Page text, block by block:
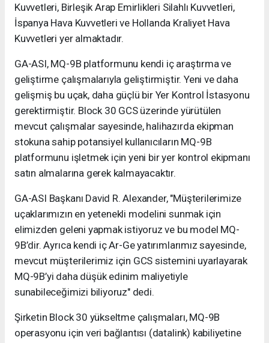
Kuvvetleri, Birleşik Arap Emirlikleri Silahlı Kuvvetleri,
İspanya Hava Kuvvetleri ve Hollanda Kraliyet Hava
Kuvvetleri yer almaktadır.
GA-ASI, MQ-9B platformunu kendi iç araştırma ve
geliştirme çalışmalarıyla geliştirmiştir. Yeni ve daha
gelişmiş bu uçak, daha güçlü bir Yer Kontrol İstasyonu
gerektirmiştir. Block 30 GCS üzerinde yürütülen
mevcut çalışmalar sayesinde, halihazırda ekipman
stokuna sahip potansiyel kullanıcıların MQ-9B
platformunu işletmek için yeni bir yer kontrol ekipmanı
satın almalarına gerek kalmayacaktır.
GA-ASI Başkanı David R. Alexander, "Müşterilerimize
uçaklarımızın en yetenekli modelini sunmak için
elimizden geleni yapmak istiyoruz ve bu model MQ-
9B’dir. Ayrıca kendi iç Ar-Ge yatırımlarımız sayesinde,
mevcut müşterilerimiz için GCS sistemini uyarlayarak
MQ-9B’yi daha düşük edinim maliyetiyle
sunabileceğimizi biliyoruz" dedi.
Şirketin Block 30 yükseltme çalışmaları, MQ-9B
operasyonu için veri bağlantısı (datalink) kabiliyetine